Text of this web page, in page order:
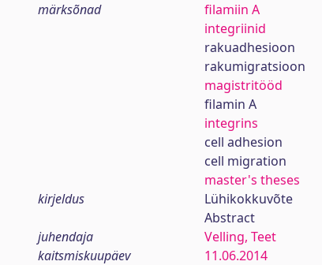
märksõnad
filamiin A
integriinid
rakuadhesioon
rakumigratsioon
magistritööd
filamin A
integrins
cell adhesion
cell migration
master's theses
kirjeldus
Lühikokkuvõte
Abstract
juhendaja
Velling, Teet
kaitsmiskuupäev
11.06.2014